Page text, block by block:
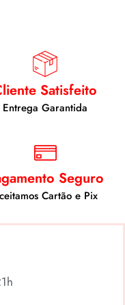
Satisfeito
Entrega Garantida
Seguro
Cartão e Pix